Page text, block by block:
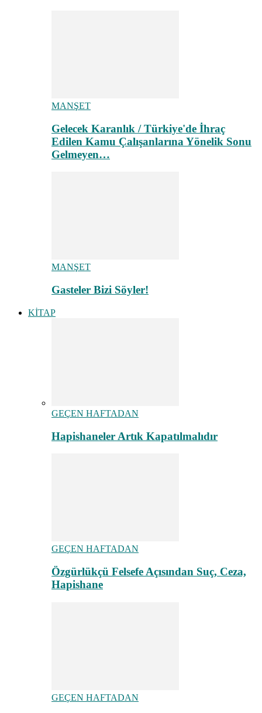
MANŞET
Gelecek Karanlık / Türkiye'de İhraç
Edilen Kamu Çalışanlarına Yönelik Sonu
Gelmeyen…
MANŞET
Gasteler Bizi Söyler!
KİTAP
GEÇEN HAFTADAN
Hapishaneler Artık Kapatılmalıdır
GEÇEN HAFTADAN
Özgürlükçü Felsefe Açısından Suç, Ceza,
Hapishane
GEÇEN HAFTADAN